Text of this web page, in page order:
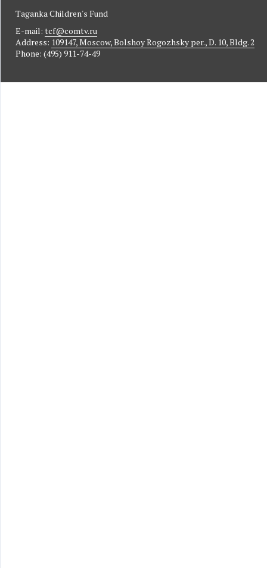
Taganka Children's Fund
E-mail: tcf@comtv.ru
Address: 109147, Moscow, Bolshoy Rogozhsky per., D. 10, Bldg. 2
Phone: (495) 911-74-49